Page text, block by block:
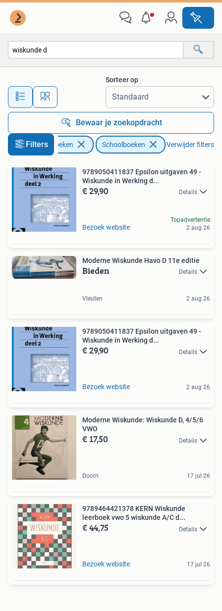
Alle afstanden…
Sorteer op
Bewaar je zoekopdracht
Filters Boeken Schoolboeken Verwijder filters
9789050411837 Epsilon uitgaven 49 -
Wiskunde in Werking d...
€ 29,90 Details
Bezoek website
Topadvertentie
2 aug 26
Moderne Wiskunde Havo D 11e editie
Bieden Details
Vleuten 2 aug 26
9789050411837 Epsilon uitgaven 49 -
Wiskunde in Werking d...
€ 29,90 Details
Bezoek website 2 aug 26
Moderne Wiskunde: Wiskunde D, 4/5/6
VWO
€ 17,50 Details
Doorn 17 jul 26
9789464421378 KERN Wiskunde
leerboek vwo 5 wiskunde A/C d...
€ 44,75 Details
Bezoek website 17 jul 26